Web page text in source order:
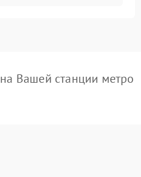
Вашей станции метро